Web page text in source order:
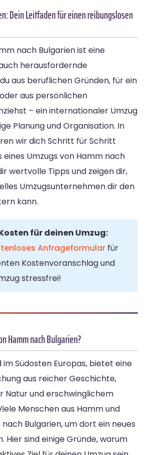
Dein Leitfaden für einen reibungslosen
nach Bulgarien ist eine
herausfordernde
aus beruflichen Gründen, für ein
aus persönlichen
– ein internationaler Umzug
Planung und Organisation. In
wir dich Schritt für Schritt
eines Umzugs von Hamm nach
wertvolle Tipps und zeigen dir,
Umzugsunternehmen dir den
kann.
für deinen Umzug:
Anfrageformular für
Kostenvoranschlag und
stressfrei!
Hamm nach Bulgarien?
im Südosten Europas, bietet eine
aus reicher Geschichte,
und erschwinglichem
Menschen aus Hamm und
Bulgarien, um dort ein neues
Hier sind einige Gründe, warum